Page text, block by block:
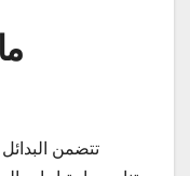
تتضمن